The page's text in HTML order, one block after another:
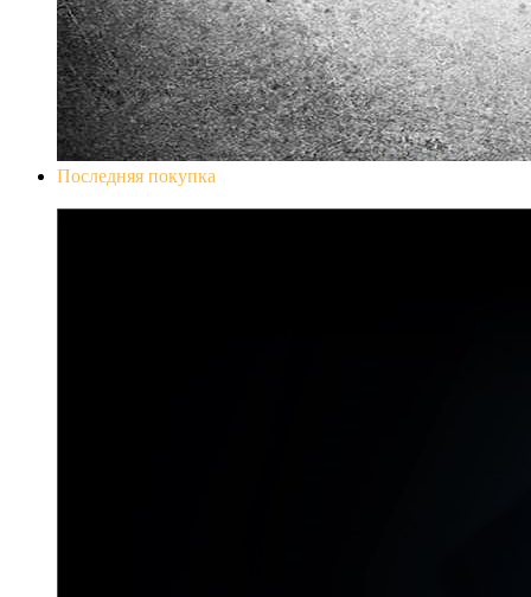
Последняя покупка